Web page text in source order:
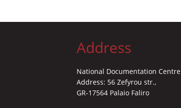
Address
National Documentation Centre
Address: 56 Zefyrou str.,
GR-17564 Palaio Faliro